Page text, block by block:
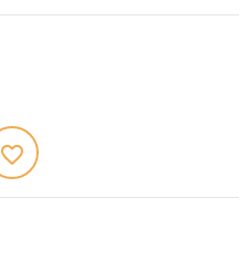
favorite_border